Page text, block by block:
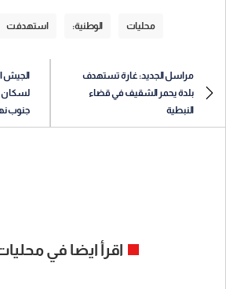
محليات الوطنية: استهدفت
مراسل الجديد: غارة تستهدف
بلدة يحمر الشقيف في قضاء
النبطية
الجيش
لسكان
جنوب
اقرأ ايضا في